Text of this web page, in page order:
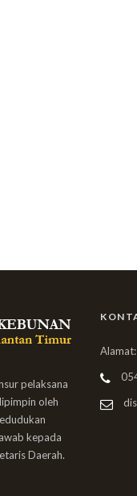
pelaksana
oleh
kepada
Daerah.